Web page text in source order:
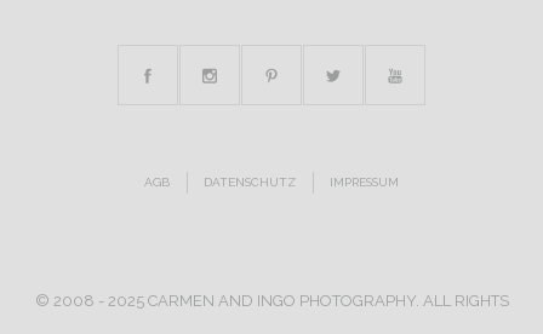
AGB DATENSCHUTZ IMPRESSUM
© 2008 - 2025 CARMEN AND INGO PHOTOGRAPHY. ALL RIGHTS